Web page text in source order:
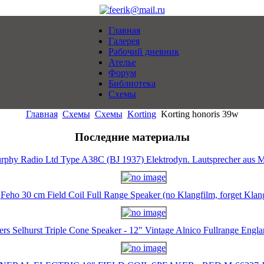
Главная
Галерея
Рабочий дневник
Ателье
Форум
Библиотека
Схемы
Главная Схемы Схемы Korting Korting honoris 39w
Последние материалы
Radio Ltd Type A38C (BJ 1937) Elektrodyn. Lautsprecher aus
Feho 30 cm Field Coil Full Range Speaker (no Klangfilm, forget
Selhurst Triple Cone Speaker - 12" Vintage Alnico Fullrange